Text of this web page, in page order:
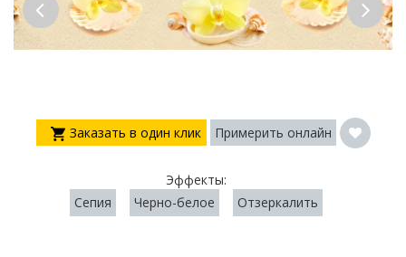
Заказать в один клик Примерить онлайн
Эффекты:
Сепия
Черно-белое Отзеркалить